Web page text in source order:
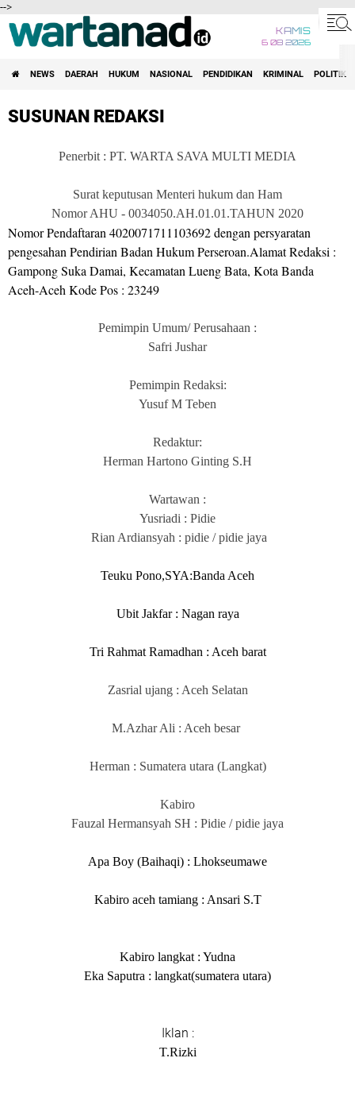
-->
KAMIS
6 08 2026
NEWS DAERAH HUKUM NASIONAL PENDIDIKAN KRIMINAL POLITIK
SUSUNAN REDAKSI
Penerbit : PT. WARTA SAVA MULTI MEDIA
Surat keputusan Menteri hukum dan Ham
Nomor AHU - 0034050.AH.01.01.TAHUN 2020
Nomor Pendaftaran 4020071711103692 dengan persyaratan
pengesahan Pendirian Badan Hukum Perseroan.Alamat Redaksi :
Gampong Suka Damai, Kecamatan Lueng Bata, Kota Banda
Aceh-Aceh Kode Pos : 23249
Pemimpin Umum/ Perusahaan :
Safri Jushar
Pemimpin Redaksi:
Yusuf M Teben
Redaktur:
Herman Hartono Ginting S.H
Wartawan :
Yusriadi : Pidie
Rian Ardiansyah : pidie / pidie jaya
Teuku Pono,SYA:Banda Aceh
Ubit Jakfar : Nagan raya
Tri Rahmat Ramadhan : Aceh barat
Zasrial ujang : Aceh Selatan
M.Azhar Ali : Aceh besar
Herman : Sumatera utara (Langkat)
Kabiro
Fauzal Hermansyah SH : Pidie / pidie jaya
Apa Boy (Baihaqi) : Lhokseumawe
Kabiro aceh tamiang : Ansari S.T
Kabiro langkat : Yudna
Eka Saputra : langkat(sumatera utara)
Iklan :
T.Rizki